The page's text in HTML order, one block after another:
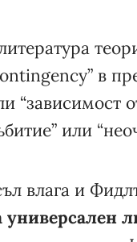
в
“зависимост
или
влага и